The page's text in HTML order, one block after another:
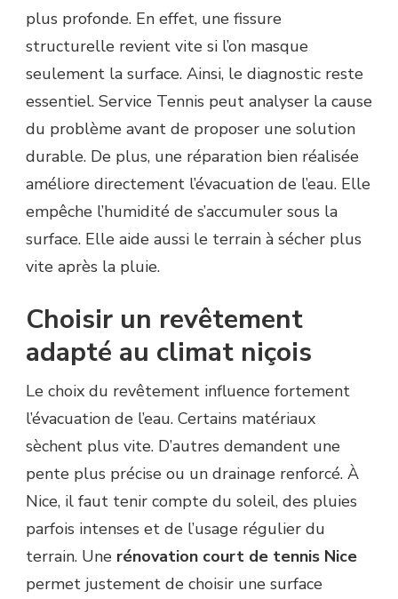
plus profonde. En effet, une fissure
structurelle revient vite si l’on masque
seulement la surface. Ainsi, le diagnostic reste
essentiel. Service Tennis peut analyser la cause
du problème avant de proposer une solution
durable. De plus, une réparation bien réalisée
améliore directement l’évacuation de l’eau. Elle
empêche l’humidité de s’accumuler sous la
surface. Elle aide aussi le terrain à sécher plus
vite après la pluie.
Choisir un revêtement
adapté au climat niçois
Le choix du revêtement influence fortement
l’évacuation de l’eau. Certains matériaux
sèchent plus vite. D’autres demandent une
pente plus précise ou un drainage renforcé. À
Nice, il faut tenir compte du soleil, des pluies
parfois intenses et de l’usage régulier du
terrain. Une rénovation court de tennis Nice
permet justement de choisir une surface